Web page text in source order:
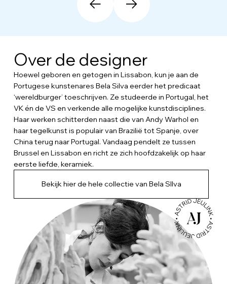
Over de designer
Hoewel geboren en getogen in Lissabon, kun je aan de
Portugese kunstenares Bela Silva eerder het predicaat
‘wereldburger’ toeschrijven. Ze studeerde in Portugal, het
VK én de VS en verkende alle mogelijke kunstdisciplines.
Haar werken schitterden naast die van Andy Warhol en
haar tegelkunst is populair van Brazilië tot Spanje, over
China terug naar Portugal. Vandaag pendelt ze tussen
Brussel en Lissabon en richt ze zich hoofdzakelijk op haar
eerste liefde, keramiek.
Bekijk hier de hele collectie van Bela SIlva